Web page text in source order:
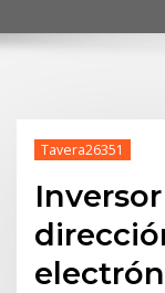
Tavera26351